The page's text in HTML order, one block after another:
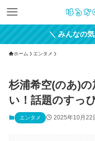
＼ みんなの
ホーム エンタメ
杉浦希空(のあ)
い！話題のすっ
エンタメ 2025年10月22